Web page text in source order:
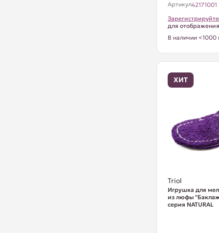
Артикул42171001
для
В наличии <1000
ХИТ
Triol
Игрушка для
из люфы
серия NATURAL